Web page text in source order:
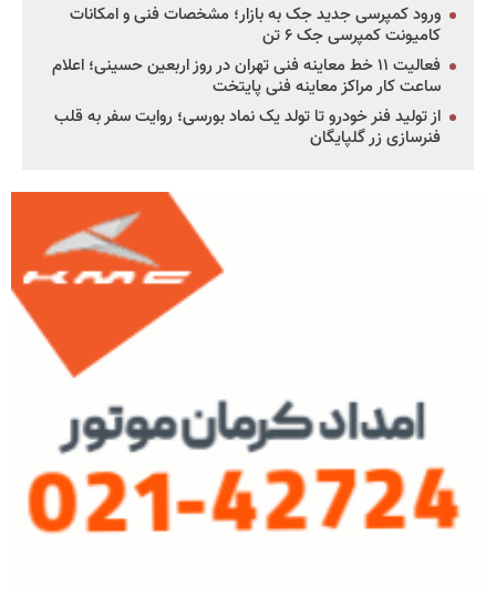
ورود کمپرسی جدید جک به بازار؛ مشخصات فنی و امکانات
کامیونت کمپرسی جک ۶ تن
فعالیت ۱۱ خط معاینه فنی تهران در روز اربعین حسینی؛ اعلام
ساعت کار مراکز معاینه فنی پایتخت
از تولید فنر خودرو تا تولد یک نماد بورسی؛ روایت سفر به قلب
فنرسازی زر گلپایگان